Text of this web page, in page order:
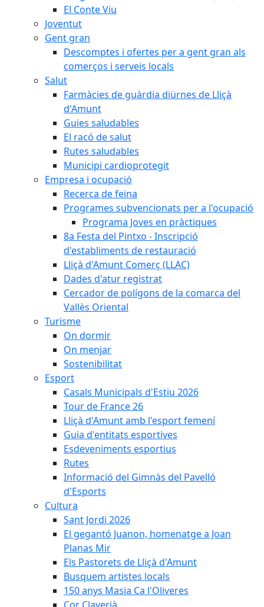
El Conte Viu
Joventut
Gent gran
Descomptes i ofertes per a gent gran als
comerços i serveis locals
Salut
Farmàcies de guàrdia diürnes de Lliçà
d'Amunt
Guies saludables
El racó de salut
Rutes saludables
Municipi cardioprotegit
Empresa i ocupació
Recerca de feina
Programes subvencionats per a l'ocupació
Programa Joves en pràctiques
8a Festa del Pintxo - Inscripció
d'establiments de restauració
Lliçà d'Amunt Comerç (LLAC)
Dades d'atur registrat
Cercador de polígons de la comarca del
Vallès Oriental
Turisme
On dormir
On menjar
Sostenibilitat
Esport
Casals Municipals d'Estiu 2026
Tour de France 26
Lliçà d'Amunt amb l'esport femení
Guia d'entitats esportives
Esdeveniments esportius
Rutes
Informació del Gimnàs del Pavelló
d'Esports
Cultura
Sant Jordi 2026
El gegantó Juanon, homenatge a Joan
Planas Mir
Els Pastorets de Lliçà d'Amunt
Busquem artistes locals
150 anys Masia Ca l'Oliveres